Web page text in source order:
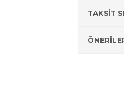
TAKSİT